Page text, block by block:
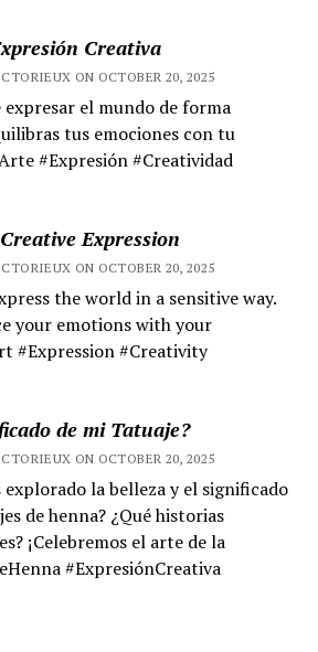
Creativa
ON OCTOBER 20, 2025
el mundo de forma
tus emociones con tu
#Expresión #Creatividad
Expression
ON OCTOBER 20, 2025
the world in a sensitive way.
your emotions with your
#Expression #Creativity
de mi Tatuaje?
ON OCTOBER 20, 2025
explorado la belleza y el significado
de henna? ¿Qué historias
¡Celebremos el arte de la
#ExpresiónCreativa